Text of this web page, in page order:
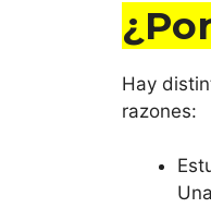
Hay
razones: